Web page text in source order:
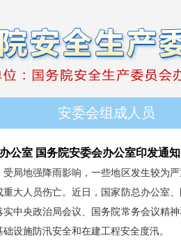
安委会组成人员
公室 国务院安委会办公室印发通
受局地强降雨影响，一些地区发生较为
重大人员伤亡。近日，国家防总办公室
实中央政治局会议、国务院常务会议精
设施防汛安全和在建工程安全度汛。